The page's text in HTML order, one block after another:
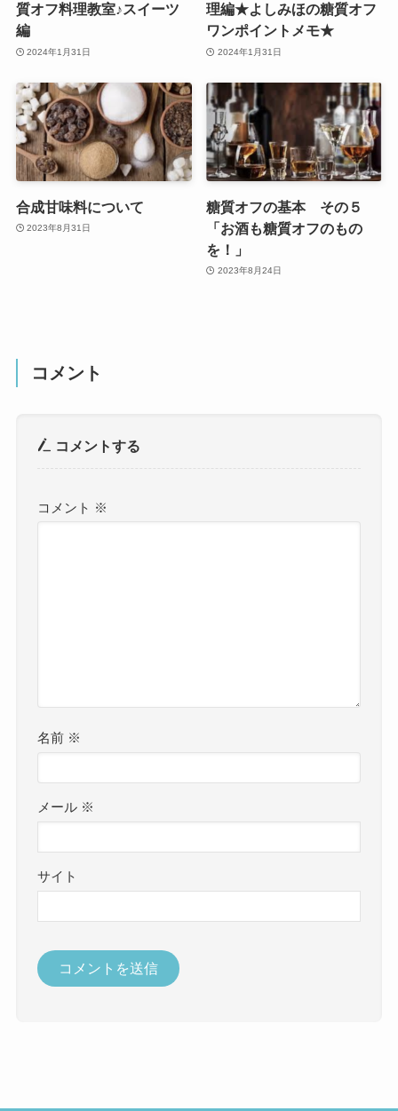
質オフ料理教室♪スイーツ
編
2024年1月31日
理編★よしみほの糖質オフ
ワンポイントメモ★
2024年1月31日
合成甘味料について
2023年8月31日
糖質オフの基本 その５
「お酒も糖質オフのもの
を！」
2023年8月24日
コメント
コメントする
コメント ※
名前 ※
メール ※
サイト